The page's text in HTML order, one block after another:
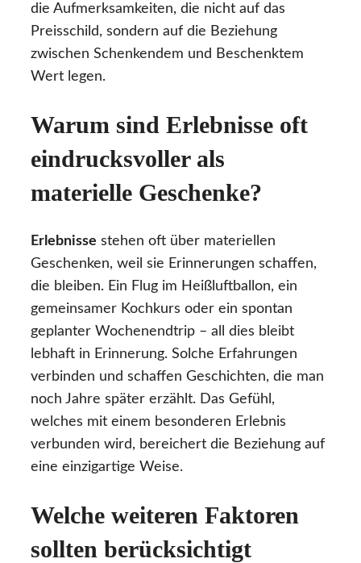
die Aufmerksamkeiten, die nicht auf das
Preisschild, sondern auf die Beziehung
zwischen Schenkendem und Beschenktem
Wert legen.
Warum sind Erlebnisse oft
eindrucksvoller als
materielle Geschenke?
Erlebnisse stehen oft über materiellen
Geschenken, weil sie Erinnerungen schaffen,
die bleiben. Ein Flug im Heißluftballon, ein
gemeinsamer Kochkurs oder ein spontan
geplanter Wochenendtrip – all dies bleibt
lebhaft in Erinnerung. Solche Erfahrungen
verbinden und schaffen Geschichten, die man
noch Jahre später erzählt. Das Gefühl,
welches mit einem besonderen Erlebnis
verbunden wird, bereichert die Beziehung auf
eine einzigartige Weise.
Welche weiteren Faktoren
sollten berücksichtigt